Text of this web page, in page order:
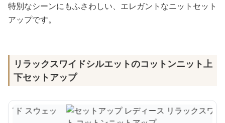
特別なシーンにもふさわしい、エレガントなニットセット
アップです。
リラックスワイドシルエットのコットンニット上
下セットアップ